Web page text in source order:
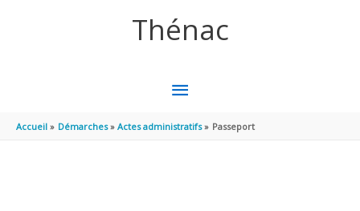
Thénac
MENU
PRINCIPAL
Accueil Démarches Actes administratifs Passeport